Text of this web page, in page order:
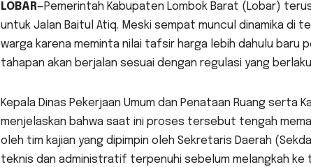
LOBAR—Pemerintah Kabupaten Lombok Barat (Lobar)
untuk Jalan Baitul Atiq. Meski sempat muncul dinamika di
warga karena meminta nilai tafsir harga lebih dahulu baru
tahapan akan berjalan sesuai dengan regulasi yang
Kepala Dinas Pekerjaan Umum dan Penataan Ruang serta
menjelaskan bahwa saat ini proses tersebut tengah
oleh tim kajian yang dipimpin oleh Sekretaris Daerah
teknis dan administratif terpenuhi sebelum melangkah ke